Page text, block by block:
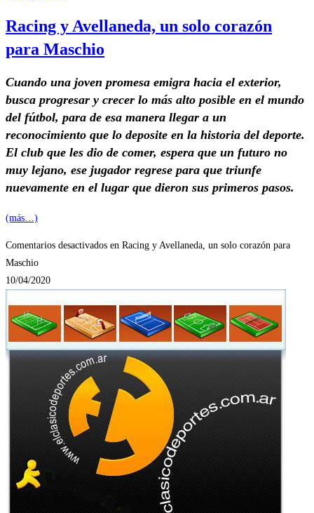
Racing y Avellaneda, un solo corazón
para Maschio
Cuando una joven promesa emigra hacia el exterior,
busca progresar y crecer lo más alto posible en el mundo
del fútbol, para de esa manera llegar a un
reconocimiento que lo deposite en la historia del deporte.
El club que les dio de comer, espera que un futuro no
muy lejano, ese jugador regrese para que triunfe
nuevamente en el lugar que dieron sus primeros pasos.
(más…)
Comentarios desactivados en Racing y Avellaneda, un solo corazón para
Maschio
10/04/2020